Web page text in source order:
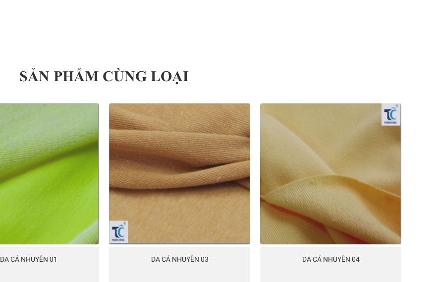
SẢN PHẨM CÙNG LOẠI
DA CÁ NHUYỄN 01 DA CÁ NHUYỄN 03 DA CÁ NHUYỄN 04